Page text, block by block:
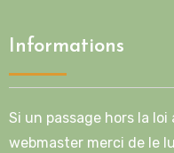
Informations
Si un passage hors la
webmaster merci de le